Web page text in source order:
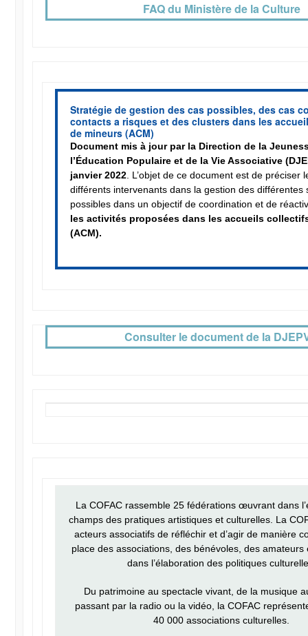
FAQ du Ministère de la Culture
Stratégie de gestion des cas possibles, des cas
contacts a risques et des clusters dans les
de mineurs (ACM)
Document mis à jour par la Direction de la
l’Éducation Populaire et de la Vie Associative
janvier 2022 . L’objet de ce document est de préciser
différents intervenants dans la gestion des différentes
possibles dans un objectif de coordination et de
les activités proposées dans les accueils
(ACM).
Consulter le document de la
La COFAC rassemble 25 fédérations œuvrant dans
champs des pratiques artistiques et culturelles. La
acteurs associatifs de réfléchir et d’agir de manière
place des associations, des bénévoles, des amateurs
dans l’élaboration des politiques
Du patrimoine au spectacle vivant, de la musique
passant par la radio ou la vidéo, la COFAC
40 000 associations culturelles.